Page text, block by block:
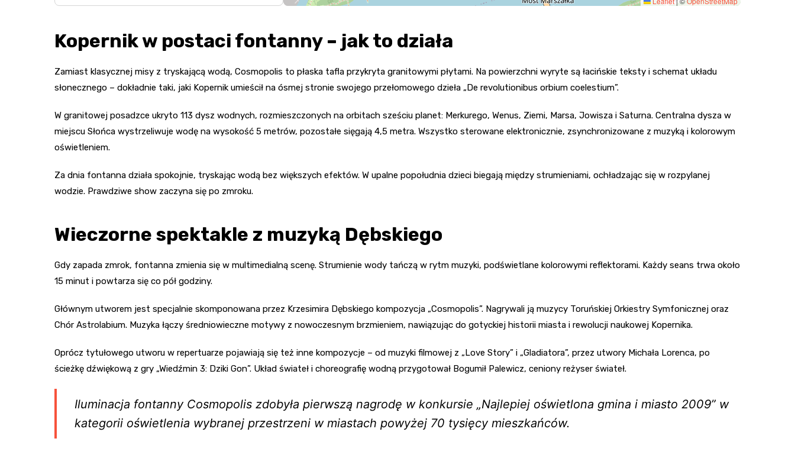
Kopernik w postaci fontanny – jak to działa
Zamiast klasycznej misy z tryskającą wodą, Cosmopolis to płaska tafla przykryta granitowymi płytami. Na powierzchni wyryte są łacińskie teksty i schemat układu
słonecznego – dokładnie taki, jaki Kopernik umieścił na ósmej stronie swojego przełomowego dzieła „De revolutionibus orbium coelestium”.
W granitowej posadzce ukryto 113 dysz wodnych, rozmieszczonych na orbitach sześciu planet: Merkurego, Wenus, Ziemi, Marsa, Jowisza i Saturna. Centralna dysza w
miejscu Słońca wystrzeliwuje wodę na wysokość 5 metrów, pozostałe sięgają 4,5 metra. Wszystko sterowane elektronicznie, zsynchronizowane z muzyką i kolorowym
oświetleniem.
Za dnia fontanna działa spokojnie, tryskając wodą bez większych efektów. W upalne popołudnia dzieci biegają między strumieniami, ochładzając się w rozpylanej
wodzie. Prawdziwe show zaczyna się po zmroku.
Wieczorne spektakle z muzyką Dębskiego
Gdy zapada zmrok, fontanna zmienia się w multimedialną scenę. Strumienie wody tańczą w rytm muzyki, podświetlane kolorowymi reflektorami. Każdy seans trwa około
15 minut i powtarza się co pół godziny.
Głównym utworem jest specjalnie skomponowana przez Krzesimira Dębskiego kompozycja „Cosmopolis”. Nagrywali ją muzycy Toruńskiej Orkiestry Symfonicznej oraz
Chór Astrolabium. Muzyka łączy średniowieczne motywy z nowoczesnym brzmieniem, nawiązując do gotyckiej historii miasta i rewolucji naukowej Kopernika.
Oprócz tytułowego utworu w repertuarze pojawiają się też inne kompozycje – od muzyki filmowej z „Love Story” i „Gladiatora”, przez utwory Michała Lorenca, po
ścieżkę dźwiękową z gry „Wiedźmin 3: Dziki Gon”. Układ świateł i choreografię wodną przygotował Bogumił Palewicz, ceniony reżyser świateł.
Iluminacja fontanny Cosmopolis zdobyła pierwszą nagrodę w konkursie „Najlepiej oświetlona gmina i miasto 2009” w
kategorii oświetlenia wybranej przestrzeni w miastach powyżej 70 tysięcy mieszkańców.